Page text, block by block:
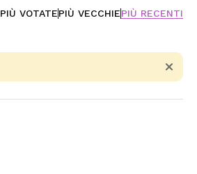
PIÙ VOTATEPIÙ VECCHIEPIÙ RECENTI